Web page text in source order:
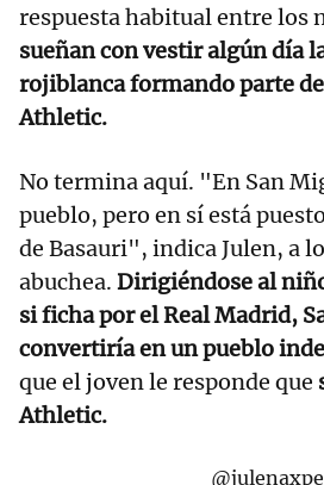
respuesta habitual entre los
sueñan con vestir algún día
rojiblanca formando parte
Athletic.
No termina aquí. "En San
pueblo, pero en sí está
de Basauri", indica Julen, a
abuchea. Dirigiéndose al
si ficha por el Real Madrid,
convertiría en un pueblo
que el joven le responde que
Athletic.
@julenaxpe